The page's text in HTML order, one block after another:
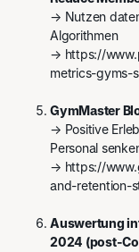
→ Nutzen
Algorithmen
→ https://
metrics-gyms-
GymMaster
→ Positive
Personal
→ https://
and-retention-
Auswertung
2024 (post-